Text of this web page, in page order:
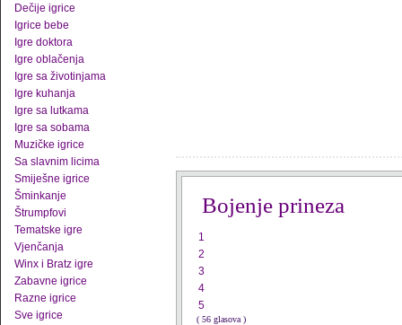
Dečije igrice
Igrice bebe
Igre doktora
Igre oblačenja
Igre sa životinjama
Igre kuhanja
Igre sa lutkama
Igre sa sobama
Muzičke igrice
Sa slavnim licima
Smiješne igrice
Šminkanje
Štrumpfovi
Tematske igre
Vjenčanja
Winx i Bratz igre
Zabavne igrice
Razne igrice
Sve igrice
Bojenje prineza
1
2
3
4
5
( 56 glasova )